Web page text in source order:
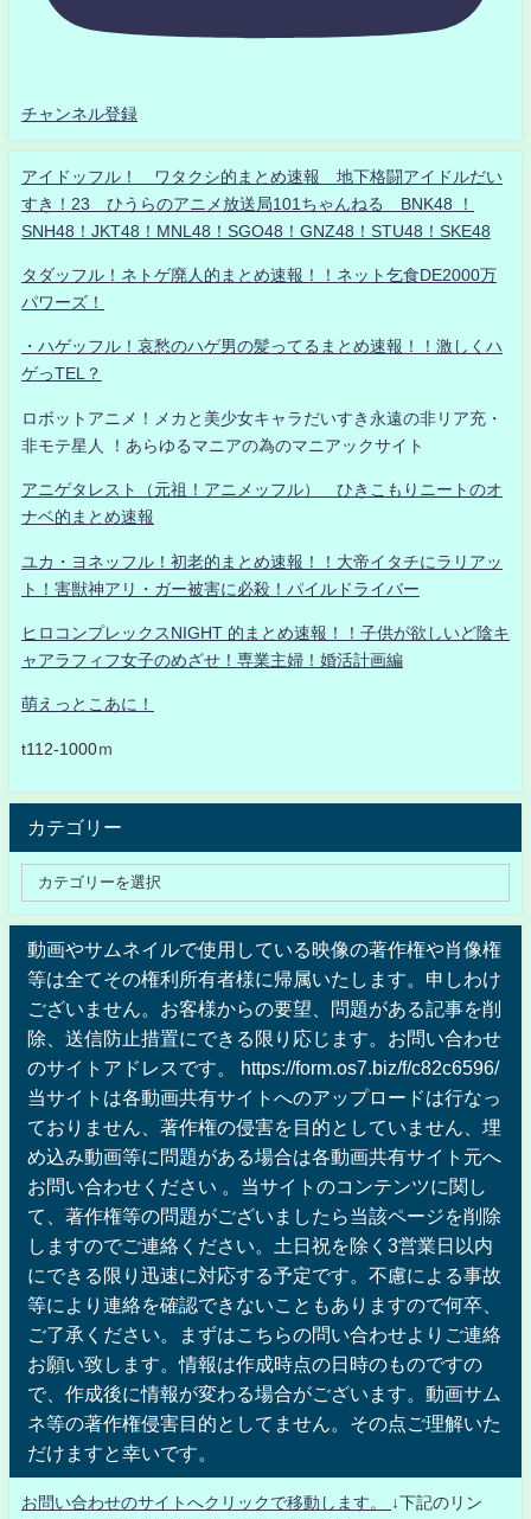
チャンネル登録
アイドッフル！ ワタクシ的まとめ速報 地下格闘アイドルだい
すき！23 ひうらのアニメ放送局101ちゃんねる BNK48 ！
SNH48！JKT48！MNL48！SGO48！GNZ48！STU48！SKE48
タダッフル！ネトゲ廃人的まとめ速報！！ネット乞食DE2000万
パワーズ！
・ハゲッフル！哀愁のハゲ男の髪ってるまとめ速報！！激しくハ
ゲっTEL？
ロボットアニメ！メカと美少女キャラだいすき永遠の非リア充・
非モテ星人 ！あらゆるマニアの為のマニアックサイト
アニゲタレスト（元祖！アニメッフル） ひきこもりニートのオ
ナベ的まとめ速報
ユカ・ヨネッフル！初老的まとめ速報！！大帝イタチにラリアッ
ト！害獣神アリ・ガー被害に必殺！パイルドライバー
ヒロコンプレックスNIGHT 的まとめ速報！！子供が欲しいど陰キ
ャアラフィフ女子のめざせ！専業主婦！婚活計画編
萌えっとこあに！
t112-1000ｍ
カテゴリー
動画やサムネイルで使用している映像の著作権や肖像権
等は全てその権利所有者様に帰属いたします。申しわけ
ございません。お客様からの要望、問題がある記事を削
除、送信防止措置にできる限り応じます。お問い合わせ
のサイトアドレスです。 https://form.os7.biz/f/c82c6596/
当サイトは各動画共有サイトへのアップロードは行なっ
ておりません、著作権の侵害を目的としていません、埋
め込み動画等に問題がある場合は各動画共有サイト元へ
お問い合わせください 。当サイトのコンテンツに関し
て、著作権等の問題がございましたら当該ページを削除
しますのでご連絡ください。土日祝を除く3営業日以内
にできる限り迅速に対応する予定です。不慮による事故
等により連絡を確認できないこともありますので何卒、
ご了承ください。まずはこちらの問い合わせよりご連絡
お願い致します。情報は作成時点の日時のものですの
で、作成後に情報が変わる場合がございます。動画サム
ネ等の著作権侵害目的としてません。その点ご理解いた
だけますと幸いです。
お問い合わせのサイトへクリックで移動します。
↓下記のリン